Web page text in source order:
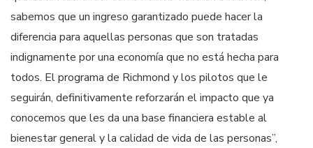
sabemos que un ingreso garantizado puede hacer la
diferencia para aquellas personas que son tratadas
indignamente por una economía que no está hecha para
todos. El programa de Richmond y los pilotos que le
seguirán, definitivamente reforzarán el impacto que ya
conocemos que les da una base financiera estable al
bienestar general y la calidad de vida de las personas”,